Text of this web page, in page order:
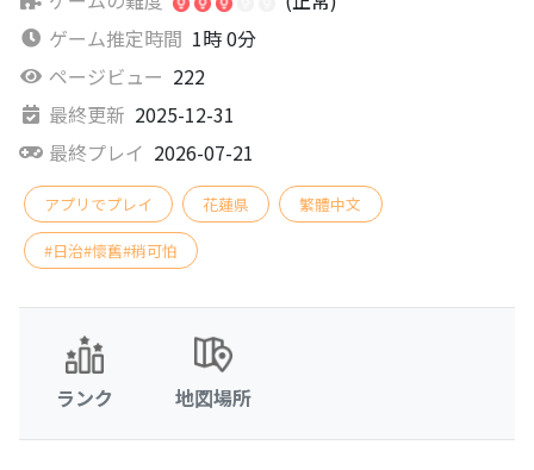
ゲーム推定時間 1時 0分
ページビュー 222
最終更新 2025-12-31
最終プレイ 2026-07-21
アプリでプレイ 花蓮県 繁體中文
#日治#懷舊#稍可怕
ランク 地図場所